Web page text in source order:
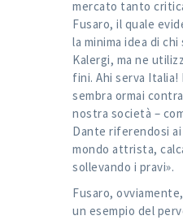
mercato tanto
Fusaro, il quale
la minima idea di
Kalergi, ma ne
fini. Ahi serva Italia!
sembra ormai
nostra società –
Dante riferendosi ai
mondo attrista,
sollevando i pravi».
Fusaro,
un esempio del